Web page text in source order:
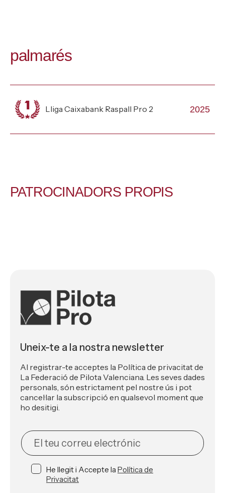
palmarés
Lliga Caixabank Raspall Pro 2 2025
PATROCINADORS PROPIS
Uneix-te a la nostra newsletter
Al registrar-te acceptes la Política de privacitat de
La Federació de Pilota Valenciana. Les seves dades
personals, són estrictament pel nostre ús i pot
cancel·lar la subscripció en qualsevol moment que
ho desitigi.
NEWSLETTER
He llegit i Accepte la Política de
Privacitat